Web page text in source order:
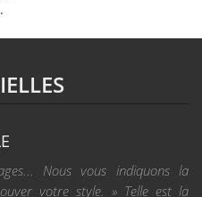
.
Nous vous indiquons la
votre style. » Telle est la